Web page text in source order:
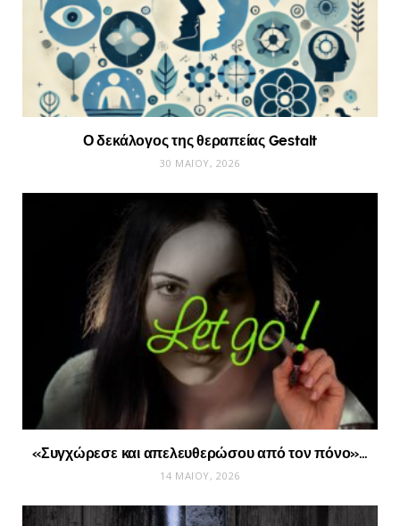
Ο δεκάλογος της θεραπείας Gestalt
30 ΜΑΪ́ΟΥ, 2026
«Συγχώρεσε και απελευθερώσου από τον πόνο»…
14 ΜΑΪ́ΟΥ, 2026